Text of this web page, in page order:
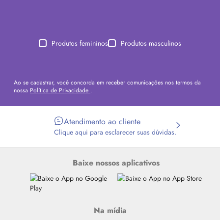
Produtos femininos Produtos masculinos
Ao se cadastrar, você concorda em receber comunicações nos termos da
nossa Política de Privacidade .
Atendimento ao cliente
Clique aqui para esclarecer suas dúvidas.
Baixe nossos aplicativos
Na mídia